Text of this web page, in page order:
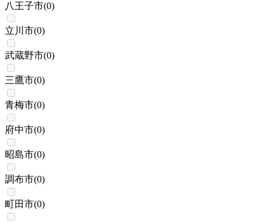
八王子市(0)
立川市(0)
武蔵野市(0)
三鷹市(0)
青梅市(0)
府中市(0)
昭島市(0)
調布市(0)
町田市(0)